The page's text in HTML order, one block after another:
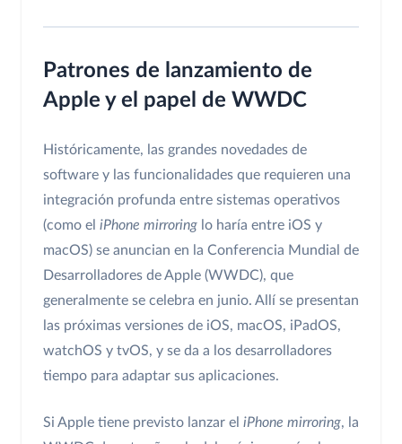
Patrones de lanzamiento de
Apple y el papel de WWDC
Históricamente, las grandes novedades de
software y las funcionalidades que requieren una
integración profunda entre sistemas operativos
(como el iPhone mirroring lo haría entre iOS y
macOS) se anuncian en la Conferencia Mundial de
Desarrolladores de Apple (WWDC), que
generalmente se celebra en junio. Allí se presentan
las próximas versiones de iOS, macOS, iPadOS,
watchOS y tvOS, y se da a los desarrolladores
tiempo para adaptar sus aplicaciones.
Si Apple tiene previsto lanzar el iPhone mirroring, la